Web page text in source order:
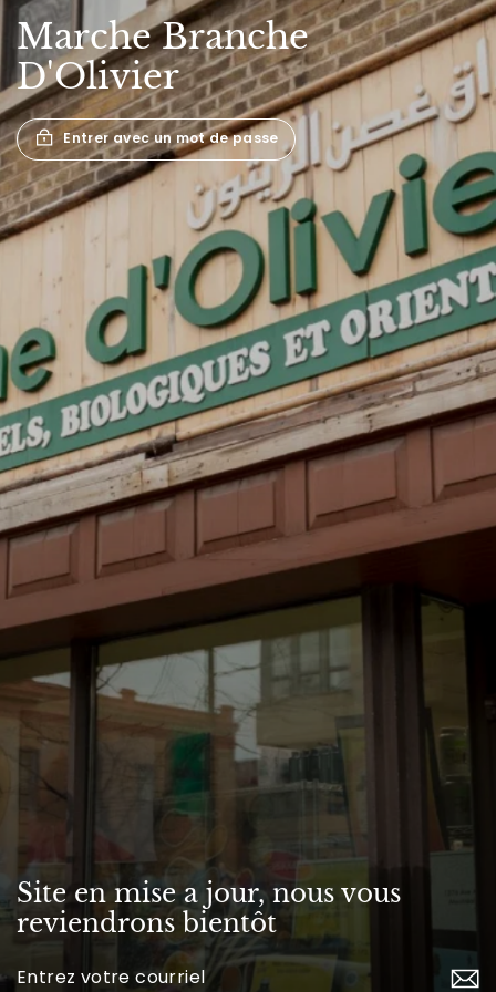
MarcheBranche
D'Olivier
Entrer avec un mot de passe
Site en mise a jour, nous vous
reviendrons bientôt
Inscrivez-